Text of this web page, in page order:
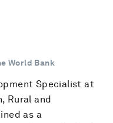
World Bank
Specialist at
Rural and
as a